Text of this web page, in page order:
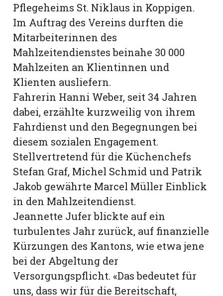
Pflegeheims St. Niklaus in Koppigen.
Im Auftrag des Vereins durften die
Mitarbeiterinnen des
Mahlzeitendienstes beinahe 30 000
Mahlzeiten an Klientinnen und
Klienten ausliefern.
Fahrerin Hanni Weber, seit 34 Jahren
dabei, erzählte kurzweilig von ihrem
Fahrdienst und den Begegnungen bei
diesem sozialen Engagement.
Stellvertretend für die Küchenchefs
Stefan Graf, Michel Schmid und Patrik
Jakob gewährte Marcel Müller Einblick
in den Mahlzeitendienst.
Jeannette Jufer blickte auf ein
turbulentes Jahr zurück, auf finanzielle
Kürzungen des Kantons, wie etwa jene
bei der Abgeltung der
Versorgungspflicht. «Das bedeutet für
uns, dass wir für die Bereitschaft,